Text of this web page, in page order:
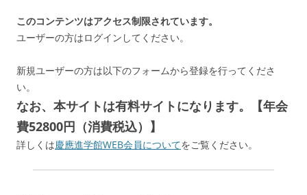
このコンテンツはアクセス制限されています。
ユーザーの方はログインしてください。
新規ユーザーの方は以下のフォームから登録を行ってくださ
い。
なお、本サイトは有料サイトになります。【年会
費52800円（消費税込）】
詳しくは慶應進学館WEB会員についてをご覧ください。